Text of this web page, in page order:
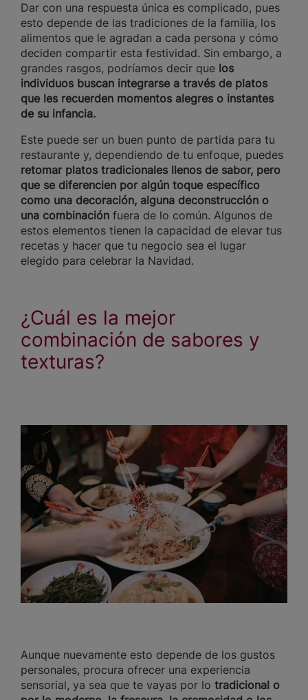
Dar con una respuesta única es complicado, pues
esto depende de las tradiciones de la familia, los
alimentos que le agradan a cada persona y cómo
deciden compartir esta festividad. Sin embargo, a
grandes rasgos, podríamos decir que los
individuos buscan integrarse a través de platos
que les recuerden momentos alegres o instantes
de su infancia.
Este puede ser un buen punto de partida para tu
restaurante y, dependiendo de tu enfoque, puedes
retomar platos tradicionales llenos de sabor, pero
que se diferencien por algún toque específico
como una decoración, alguna deconstrucción o
una combinación fuera de lo común. Algunos de
estos elementos tienen la capacidad de elevar tus
recetas y hacer que tu negocio sea el lugar
elegido para celebrar la Navidad.
¿Cuál es la mejor
combinación de sabores y
texturas?
Aunque nuevamente esto depende de los gustos
personales, procura ofrecer una experiencia
sensorial, ya sea que te vayas por lo tradicional o